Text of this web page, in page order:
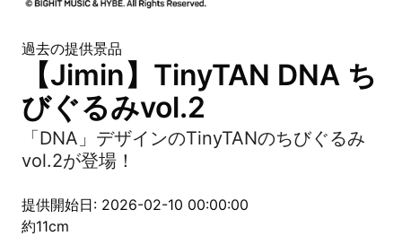
過去の提供景品
【Jimin】TinyTAN DNA ち
びぐるみvol.2
「DNA」デザインのTinyTANのちびぐるみ
vol.2が登場！
提供開始日: 2026-02-10 00:00:00
約11cm